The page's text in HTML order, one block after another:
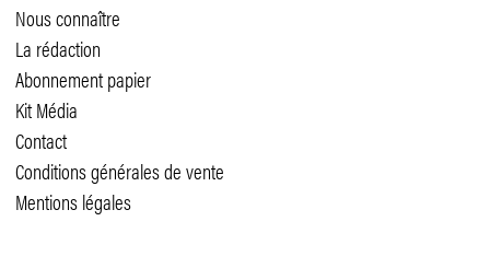
Nous connaître
La rédaction
Abonnement papier
Kit Média
Contact
Conditions générales de vente
Mentions légales